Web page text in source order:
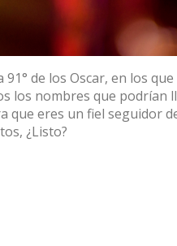
de los Oscar, en los
los nombres que podrían
que eres un fiel seguidor
¿Listo?